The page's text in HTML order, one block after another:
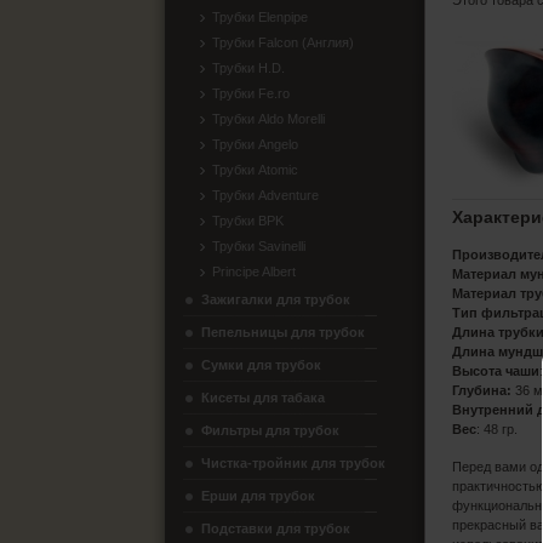
Материал
Материал
Тип
Длина
Длина
Высота чаши
Глубина: 36
Внутренний
Вес: 48 гр.
Перед вами
прекрасный
Трубки Elenpipe
Трубки Falcon (Англия)
Трубки H.D.
Трубки Fe.ro
Трубки Aldo Morelli
Трубки Angelo
Трубки Atomic
Трубки Adventure
Трубки BPK
Трубки Savinelli
Principe Albert
Зажигалки для трубок
Пепельницы для трубок
Сумки для трубок
Кисеты для табака
Фильтры для трубок
Чистка-тройник для трубок
Ерши для трубок
Подставки для трубок